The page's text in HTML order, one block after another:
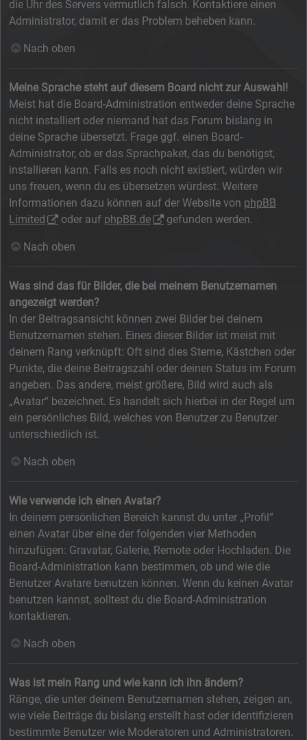
die Uhr des Servers vermutlich falsch. Kontaktiere einen
Administrator, damit er das Problem beheben kann.
Nach oben
Meine Sprache steht auf diesem Board nicht zur Auswahl!
Meist hat die Board-Administration entweder deine Sprache
nicht installiert oder niemand hat das Forum bislang in
deine Sprache übersetzt. Frage ggf. einen Board-
Administrator, ob er das Sprachpaket, das du benötigst,
installieren kann. Falls es noch nicht existiert, würden wir
uns freuen, wenn du es übersetzen würdest. Weitere
Informationen dazu können auf der Website von phpBB
Limited
oder auf phpBB.de gefunden werden.
Nach oben
Was sind das für Bilder, die bei meinem Benutzernamen
angezeigt werden?
In der Beitragsansicht können zwei Bilder bei deinem
Benutzernamen stehen. Eines dieser Bilder ist meist mit
deinem Rang verknüpft: Oft sind dies Sterne, Kästchen oder
Punkte, die deine Beitragszahl oder deinen Status im Forum
angeben. Das andere, meist größere, Bild wird auch als
„Avatar“ bezeichnet. Es handelt sich hierbei in der Regel um
ein persönliches Bild, welches von Benutzer zu Benutzer
unterschiedlich ist.
Nach oben
Wie verwende ich einen Avatar?
In deinem persönlichen Bereich kannst du unter „Profil“
einen Avatar über eine der folgenden vier Methoden
hinzufügen: Gravatar, Galerie, Remote oder Hochladen. Die
Board-Administration kann bestimmen, ob und wie die
Benutzer Avatare benutzen können. Wenn du keinen Avatar
benutzen kannst, solltest du die Board-Administration
kontaktieren.
Nach oben
Was ist mein Rang und wie kann ich ihn ändern?
Ränge, die unter deinem Benutzernamen stehen, zeigen an,
wie viele Beiträge du bislang erstellt hast oder identifizieren
bestimmte Benutzer wie Moderatoren und Administratoren.